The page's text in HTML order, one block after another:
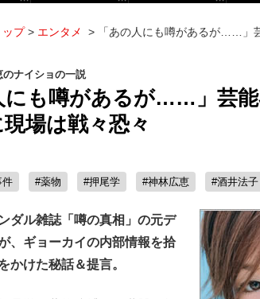
ップ> エンタメ >
「あの人にも噂があるが……」
ナイショの一説
にも噂があるが……」芸
場は戦々恐々
件 #薬物 #押尾学 #神林広恵 #酒井法子
ダル雑誌「噂の真相」の元デ
、ギョーカイの内部情報を拾
かけた秘話＆提言。